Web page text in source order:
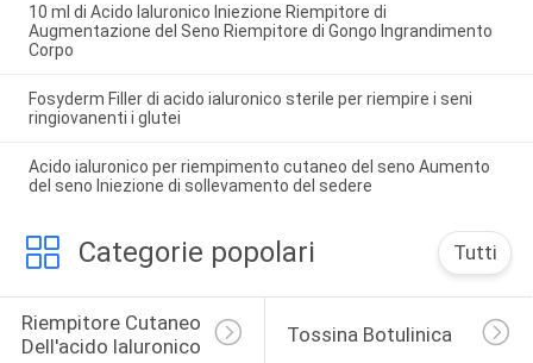
10 ml di Acido Ialuronico Iniezione Riempitore di
Augmentazione del Seno Riempitore di Gongo Ingrandimento
Corpo
Fosyderm Filler di acido ialuronico sterile per riempire i seni
ringiovanenti i glutei
Acido ialuronico per riempimento cutaneo del seno Aumento
del seno Iniezione di sollevamento del sedere
Categorie popolari Tutti
Riempitore Cutaneo
Dell'acido Ialuronico
Tossina Botulinica